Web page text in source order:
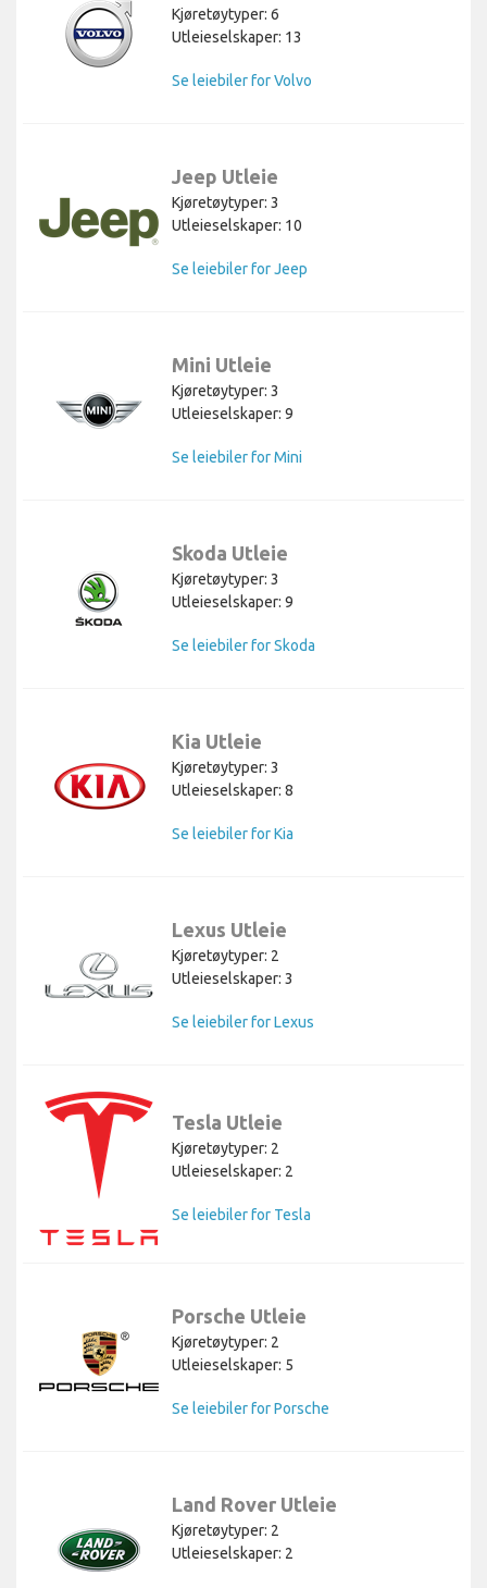
Kjøretøytyper: 6
Utleieselskaper: 13
Se leiebiler for Volvo
Jeep Utleie
Kjøretøytyper: 3
Utleieselskaper: 10
Se leiebiler for Jeep
Mini Utleie
Kjøretøytyper: 3
Utleieselskaper: 9
Se leiebiler for Mini
Skoda Utleie
Kjøretøytyper: 3
Utleieselskaper: 9
Se leiebiler for Skoda
Kia Utleie
Kjøretøytyper: 3
Utleieselskaper: 8
Se leiebiler for Kia
Lexus Utleie
Kjøretøytyper: 2
Utleieselskaper: 3
Se leiebiler for Lexus
Tesla Utleie
Kjøretøytyper: 2
Utleieselskaper: 2
Se leiebiler for Tesla
Porsche Utleie
Kjøretøytyper: 2
Utleieselskaper: 5
Se leiebiler for Porsche
Land Rover Utleie
Kjøretøytyper: 2
Utleieselskaper: 2